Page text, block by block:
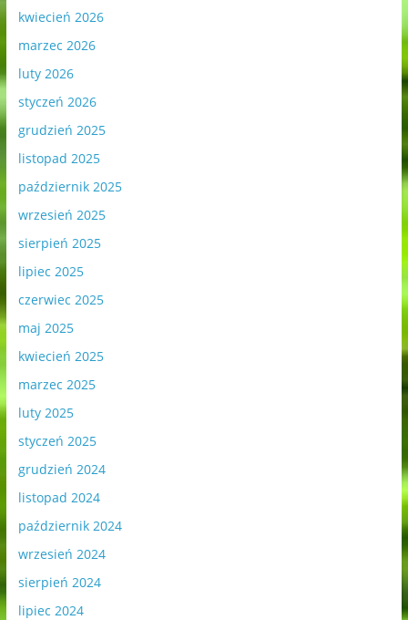
kwiecień 2026
marzec 2026
luty 2026
styczeń 2026
grudzień 2025
listopad 2025
październik 2025
wrzesień 2025
sierpień 2025
lipiec 2025
czerwiec 2025
maj 2025
kwiecień 2025
marzec 2025
luty 2025
styczeń 2025
grudzień 2024
listopad 2024
październik 2024
wrzesień 2024
sierpień 2024
lipiec 2024